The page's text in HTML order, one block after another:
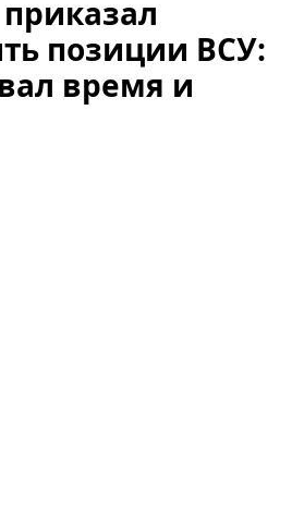
позиции ВСУ:
время и